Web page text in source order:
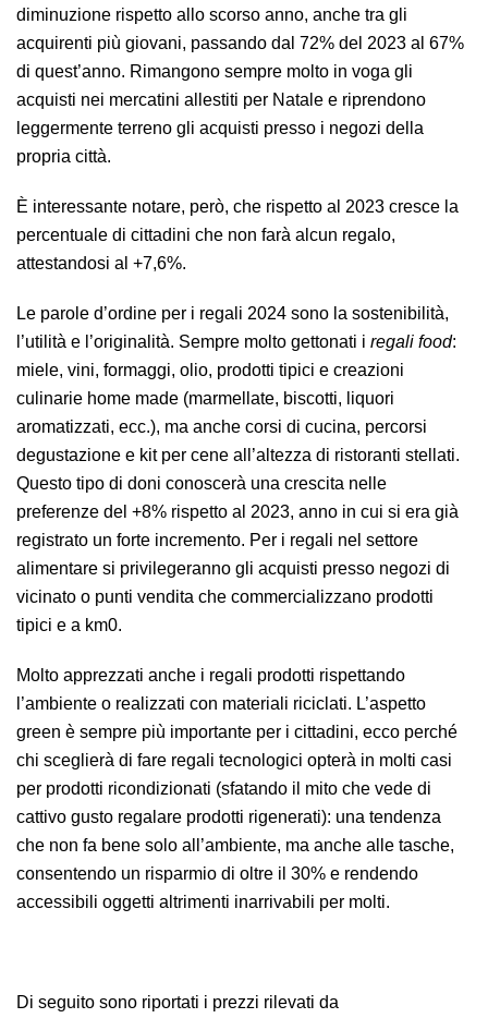
diminuzione rispetto allo scorso anno, anche tra gli
acquirenti più giovani, passando dal 72% del 2023 al 67%
di quest’anno. Rimangono sempre molto in voga gli
acquisti nei mercatini allestiti per Natale e riprendono
leggermente terreno gli acquisti presso i negozi della
propria città.
È interessante notare, però, che rispetto al 2023 cresce la
percentuale di cittadini che non farà alcun regalo,
attestandosi al +7,6%.
Le parole d’ordine per i regali 2024 sono la sostenibilità,
l’utilità e l’originalità. Sempre molto gettonati i regali food:
miele, vini, formaggi, olio, prodotti tipici e creazioni
culinarie home made (marmellate, biscotti, liquori
aromatizzati, ecc.), ma anche corsi di cucina, percorsi
degustazione e kit per cene all’altezza di ristoranti stellati.
Questo tipo di doni conoscerà una crescita nelle
preferenze del +8% rispetto al 2023, anno in cui si era già
registrato un forte incremento. Per i regali nel settore
alimentare si privilegeranno gli acquisti presso negozi di
vicinato o punti vendita che commercializzano prodotti
tipici e a km0.
Molto apprezzati anche i regali prodotti rispettando
l’ambiente o realizzati con materiali riciclati. L’aspetto
green è sempre più importante per i cittadini, ecco perché
chi sceglierà di fare regali tecnologici opterà in molti casi
per prodotti ricondizionati (sfatando il mito che vede di
cattivo gusto regalare prodotti rigenerati): una tendenza
che non fa bene solo all’ambiente, ma anche alle tasche,
consentendo un risparmio di oltre il 30% e rendendo
accessibili oggetti altrimenti inarrivabili per molti.
Di seguito sono riportati i prezzi rilevati da